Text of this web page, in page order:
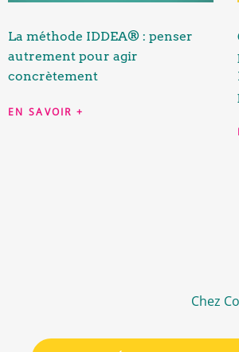
La méthode IDDEA® : penser
autrement pour agir
concrètement
EN SAVOIR +
Chez